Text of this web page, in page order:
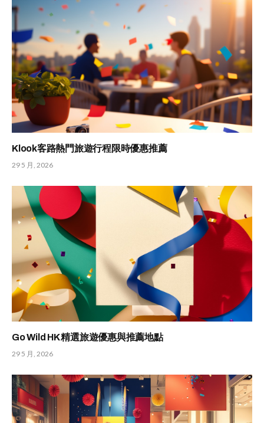
Klook客路熱門旅遊行程限時優惠推薦
29 5 月, 2026
Go Wild HK 精選旅遊優惠與推薦地點
29 5 月, 2026